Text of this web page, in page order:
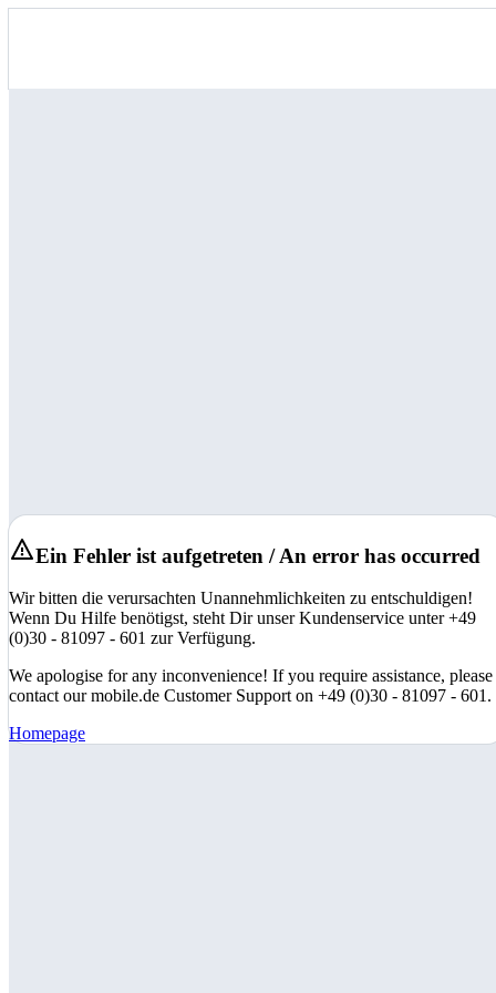
Ein Fehler ist aufgetreten / An error has occurred
Wir bitten die verursachten Unannehmlichkeiten zu entschuldigen!
Wenn Du Hilfe benötigst, steht Dir unser Kundenservice unter +49
(0)30 - 81097 - 601 zur Verfügung.
We apologise for any inconvenience! If you require assistance, please
contact our mobile.de Customer Support on +49 (0)30 - 81097 - 601.
Homepage